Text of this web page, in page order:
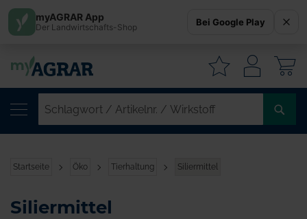
Startseite Öko Tierhaltung Siliermittel
Siliermittel
myAGRAR App
Der Landwirtschafts-Shop Bei Google Play